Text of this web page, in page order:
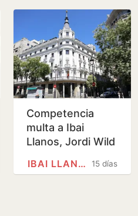
Competencia
multa a Ibai
Llanos, Jordi Wild
publicidad
15 días
IBAI LLANOS